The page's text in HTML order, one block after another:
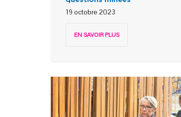
19 octobre 2023
EN SAVOIR PLUS